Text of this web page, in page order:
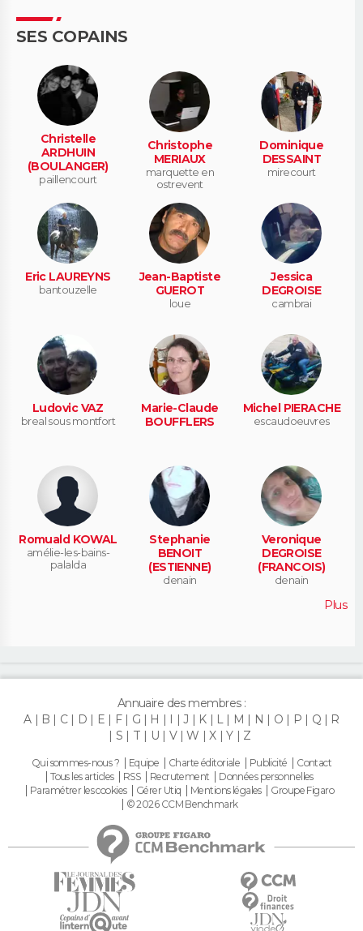
SES COPAINS
Christelle
ARDHUIN
(BOULANGER)
paillencourt
Christophe
MERIAUX
marquette en
ostrevent
Dominique
DESSAINT
mirecourt
Eric LAUREYNS
bantouzelle
Jean-Baptiste
GUEROT
loue
Jessica
DEGROISE
cambrai
Ludovic VAZ
breal sous montfort
Marie-Claude
BOUFFLERS
Michel PIERACHE
escaudoeuvres
Romuald KOWAL
amélie-les-bains-
palalda
Stephanie
BENOIT
(ESTIENNE)
denain
Veronique
DEGROISE
(FRANCOIS)
denain
Plus
Annuaire des membres :
A
B C D E F G H I J K L M N O P Q
R
S
T U V W X Y Z
Qui sommes-nous ? Equipe Charte éditoriale Publicité
Contact
Tous les articles
RSS Recrutement
Données personnelles
Paramétrer les cookies
Gérer Utiq Mentions légales
Groupe Figaro
© 2026 CCM Benchmark